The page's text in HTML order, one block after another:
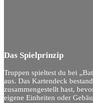
Das Spielprinzip
Truppen spieltest du bei
aus. Das Kartendeck
zusammengestellt hast,
eigene Einheiten oder